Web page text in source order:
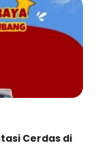
Cerdas di